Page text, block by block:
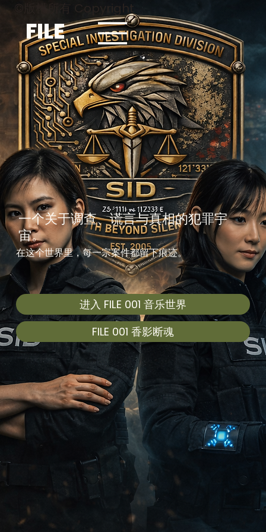
FILE
©版權所有 Copyright
一个关于调查、谎言与真相的犯罪宇
宙。
在这个世界里，每一宗案件都留下痕迹。
进入 FILE 001 音乐世界
FILE 001 香影断魂